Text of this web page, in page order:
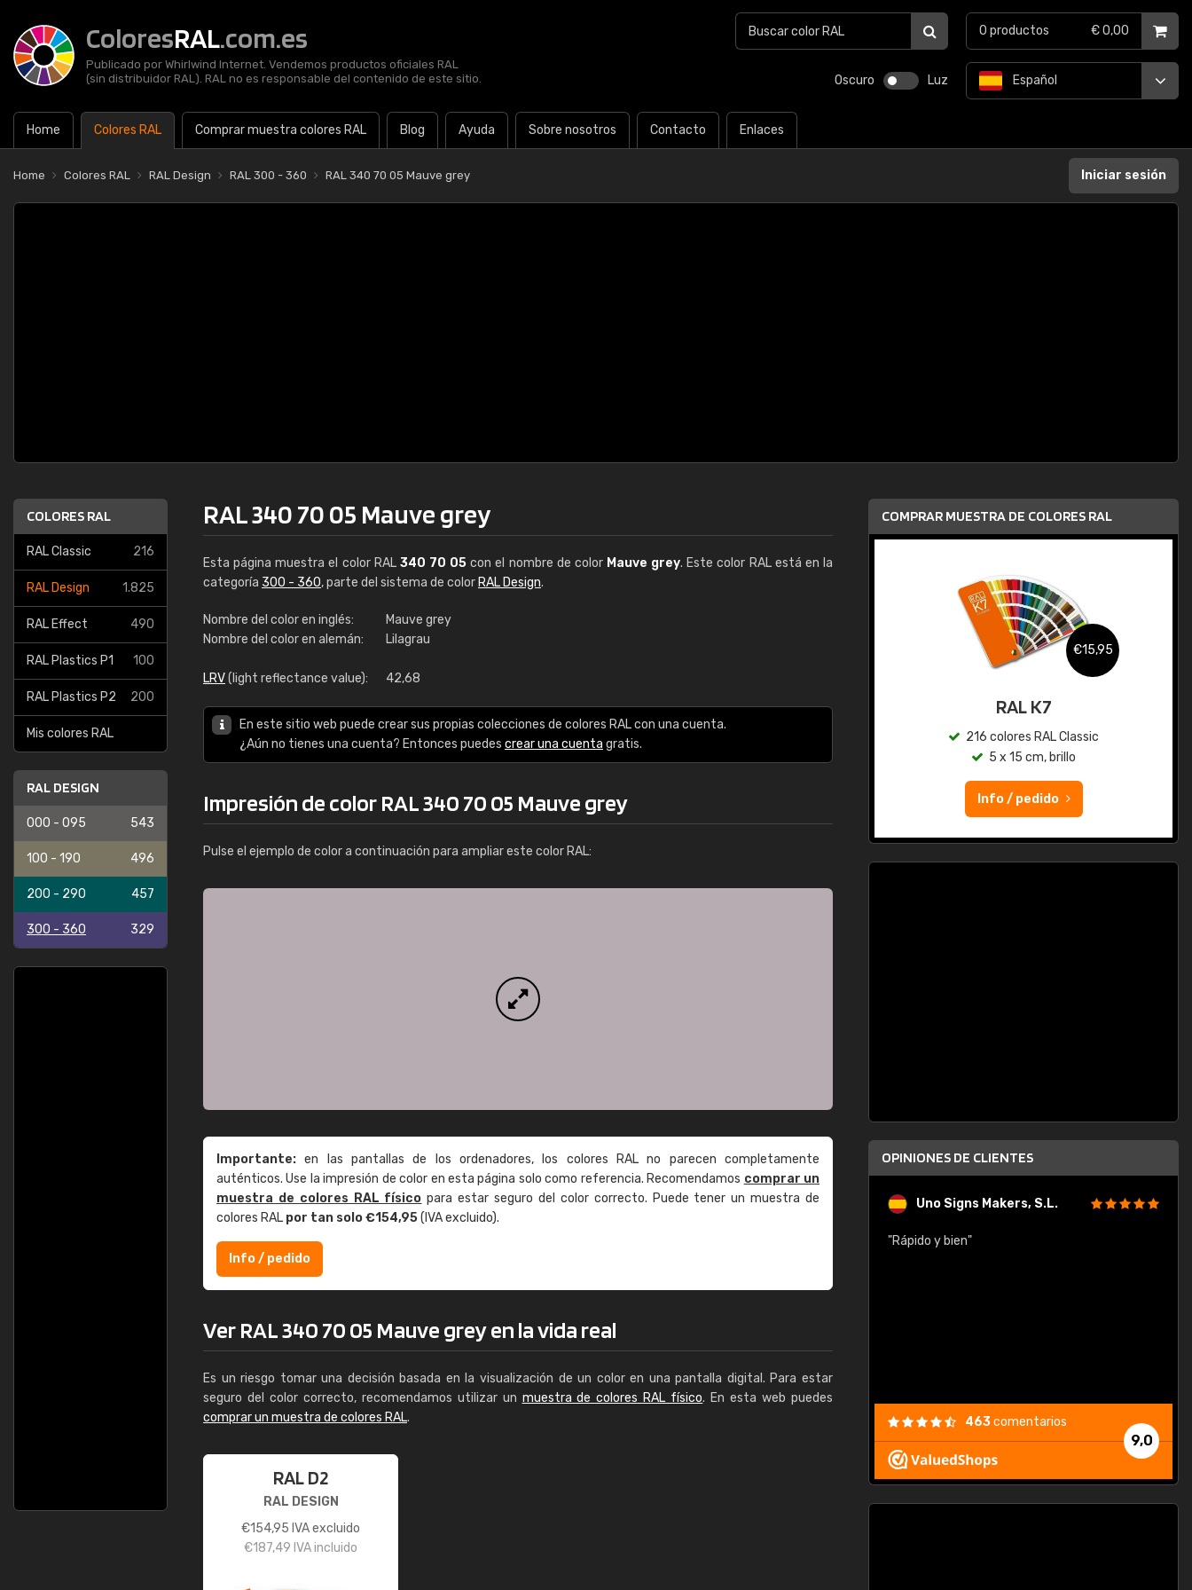
ColoresRAL.com.es
Publicado por Whirlwind Internet. Vendemos productos oficiales RAL
(sin distribuidor RAL). RAL no es responsable del contenido de este sitio.
Oscuro Luz
Home Colores RAL Comprar muestra colores RAL Blog Ayuda Sobre nosotros Contacto Enlaces
Español
0 productos € 0,00
Home Colores RAL RAL Design RAL 300 - 360 RAL 340 70 05 Mauve grey Iniciar sesión
COLORES RAL
RAL Classic 216
RAL Design 1.825
RAL Effect 490
RAL Plastics P1 100
RAL Plastics P2 200
Mis colores RAL
RAL DESIGN
000 - 095 543
100 - 190 496
200 - 290 457
300 - 360 329
RAL 340 70 05 Mauve grey
Esta página muestra el color RAL 340 70 05 con el nombre de color Mauve grey. Este color RAL está en la
categoría 300 - 360, parte del sistema de color RAL Design.
Nombre del color en inglés:
Mauve grey
Nombre del color en alemán:
Lilagrau
LRV(light reflectance value): 42,68
En este sitio web puede crear sus propias colecciones de colores RAL con una cuenta.
¿Aún no tienes una cuenta? Entonces puedes crear una cuenta gratis.
Impresión de color RAL 340 70 05 Mauve grey
Pulse el ejemplo de color a continuación para ampliar este color RAL:
Importante: en las pantallas de los ordenadores, los colores RAL no parecen completamente
auténticos. Use la impresión de color en esta página solo como referencia. Recomendamos comprar un
muestra de colores RAL físico para estar seguro del color correcto. Puede tener un muestra de
colores RAL por tan solo €154,95(IVA excluido).
Info / pedido
Ver RAL 340 70 05 Mauve grey en la vida real
Es un riesgo tomar una decisión basada en la visualización de un color en una pantalla digital. Para estar
seguro del color correcto, recomendamos utilizar un muestra de colores RAL físico. En esta web puedes
comprar un muestra de colores RAL.
RAL D2
RAL DESIGN
€154,95 IVA excluido
€187,49 IVA incluido
COMPRAR MUESTRA DE COLORES RAL
RAL K7 a base de agua
€15,95
RAL K7
216 colores RAL Classic
5 x 15 cm, brillo
Info / pedido
OPINIONES DE CLIENTES
Enrique Uno Signs Makers, S.L.
"Rápido y bien"
9,0
463comentarios